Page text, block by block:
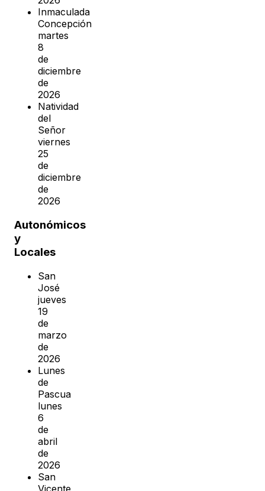
Inmaculada
Concepción
martes
8
de
diciembre
de
2026
Natividad
del
Señor
viernes
25
de
diciembre
de
2026
Autonómicos
y
Locales
San
José
jueves
19
de
marzo
de
2026
Lunes
de
Pascua
lunes
6
de
abril
de
2026
San
Vicente